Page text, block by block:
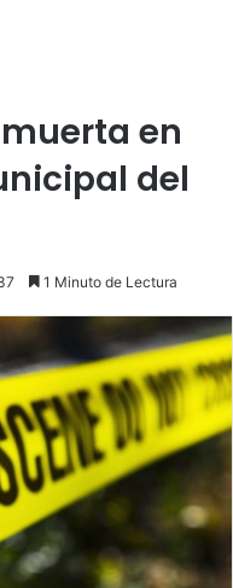
en
del
1 Minuto de Lectura